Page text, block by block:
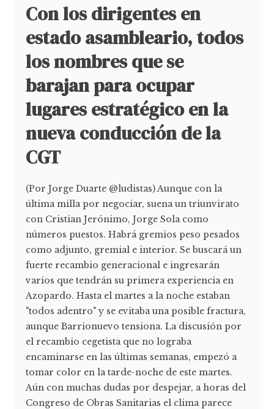
Con los dirigentes en
estado asambleario, todos
los nombres que se
barajan para ocupar
lugares estratégico en la
nueva conducción de la
CGT
(Por Jorge Duarte @ludistas) Aunque con la
última milla por negociar, suena un triunvirato
con Cristian Jerónimo, Jorge Sola como
números puestos. Habrá gremios peso pesados
como adjunto, gremial e interior. Se buscará un
fuerte recambio generacional e ingresarán
varios que tendrán su primera experiencia en
Azopardo. Hasta el martes a la noche estaban
"todos adentro" y se evitaba una posible fractura,
aunque Barrionuevo tensiona. La discusión por
el recambio cegetista que no lograba
encaminarse en las últimas semanas, empezó a
tomar color en la tarde-noche de este martes.
Aún con muchas dudas por despejar, a horas del
Congreso de Obras Sanitarias el clima parece